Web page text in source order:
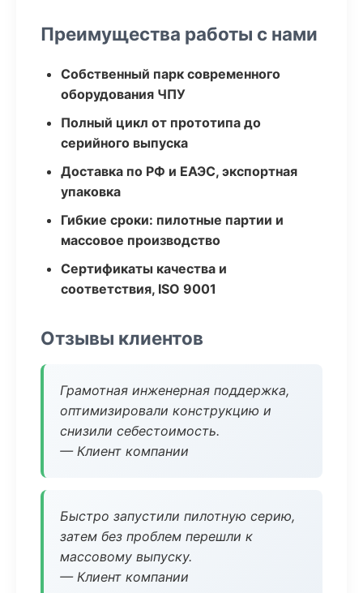
Преимущества работы с нами
Собственный парк современного
оборудования ЧПУ
Полный цикл от прототипа до
серийного выпуска
Доставка по РФ и ЕАЭС, экспортная
упаковка
Гибкие сроки: пилотные партии и
массовое производство
Сертификаты качества и
соответствия, ISO 9001
Отзывы клиентов
Грамотная инженерная поддержка,
оптимизировали конструкцию и
снизили себестоимость.
— Клиент компании
Быстро запустили пилотную серию,
затем без проблем перешли к
массовому выпуску.
— Клиент компании